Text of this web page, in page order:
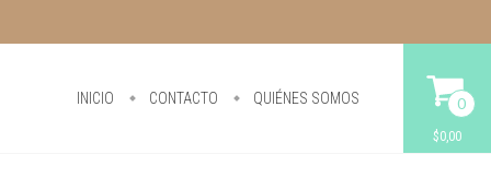
INICIO CONTACTO QUIÉNES SOMOS 0
$0,00